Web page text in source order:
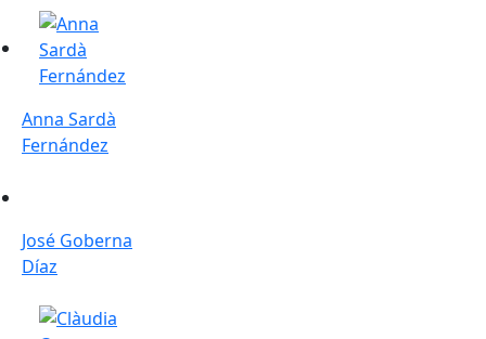
Anna Sardà Fernández
Anna Sardà
Fernández
José Goberna
Díaz
Clàudia Cano Hernández